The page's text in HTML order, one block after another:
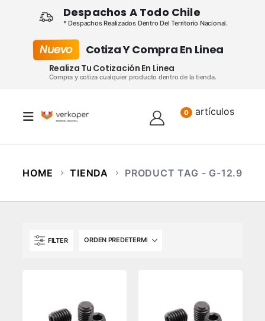
Despachos A Todo Chile
* Despachos Realizados Dentro Del Territorio Nacional.
Nuevo Cotiza Y Compra En Linea
Realiza Tu Cotización En Linea
Compra y cotiza cualquier producto dentro de la tienda.
0 artículos
HOME TIENDA PRODUCT TAG - G-12.9
FILTER